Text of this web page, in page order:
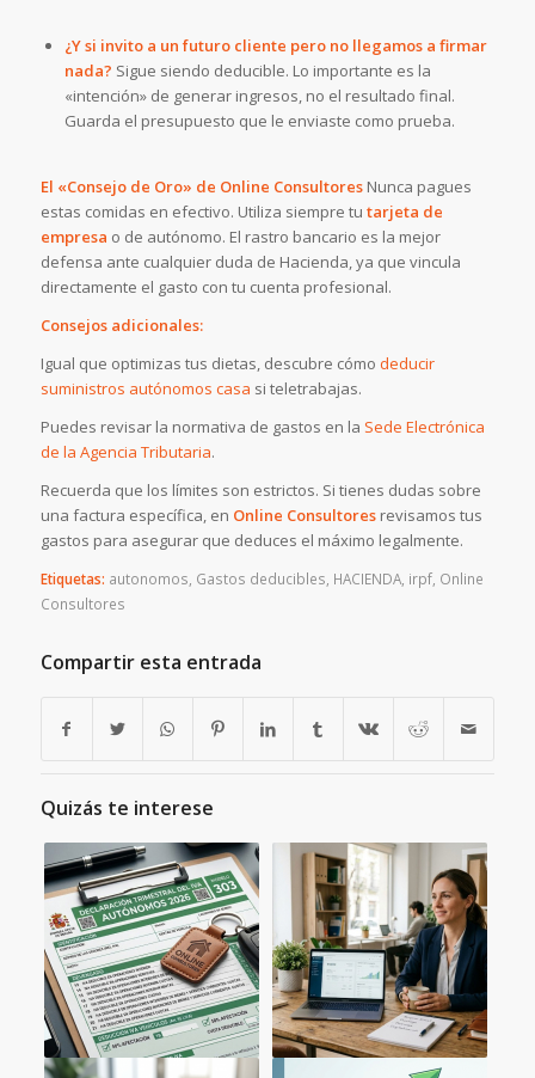
¿Y si invito a un futuro cliente pero no llegamos a firmar
nada? Sigue siendo deducible. Lo importante es la
«intención» de generar ingresos, no el resultado final.
Guarda el presupuesto que le enviaste como prueba.
El «Consejo de Oro» de Online ConsultoresNunca pagues
estas comidas en efectivo. Utiliza siempre tu tarjeta de
empresa o de autónomo. El rastro bancario es la mejor
defensa ante cualquier duda de Hacienda, ya que vincula
directamente el gasto con tu cuenta profesional.
Consejos adicionales:
Igual que optimizas tus dietas, descubre cómo deducir
suministros autónomos casa si teletrabajas.
Puedes revisar la normativa de gastos en la Sede Electrónica
de la Agencia Tributaria.
Recuerda que los límites son estrictos. Si tienes dudas sobre
una factura específica, en Online Consultoresrevisamos tus
gastos para asegurar que deduces el máximo legalmente.
Etiquetas: autonomos, Gastos deducibles, HACIENDA, irpf, Online
Consultores
Compartir esta entrada
Quizás te interese